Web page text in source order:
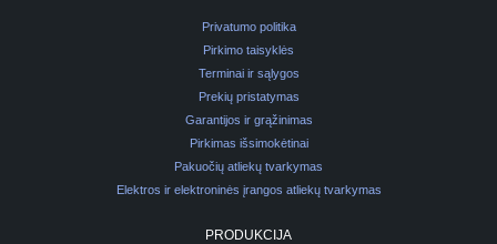
Privatumo politika
Pirkimo taisyklės
Terminai ir sąlygos
Prekių pristatymas
Garantijos ir grąžinimas
Pirkimas išsimokėtinai
Pakuočių atliekų tvarkymas
Elektros ir elektroninės įrangos atliekų tvarkymas
PRODUKCIJA